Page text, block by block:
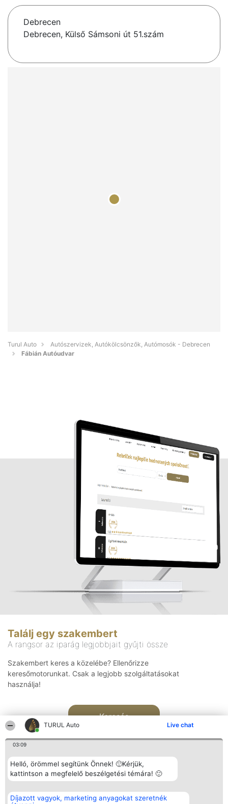
TURUL Auto Live chat
03:09
Helló, örömmel segítünk Önnek! 🙂Kérjük,
kattintson a megfelelő beszélgetési témára! 🙂
Díjazott vagyok, marketing anyagokat szeretnék
Debrecen
Debrecen, Külső Sámsoni út 51.szám
Turul Auto
Autószervizek, Autókölcsönzők, Autómosók - Debrecen
Fábián Autóudvar
Találj egy szakembert
A rangsor az iparág legjobbjait gyűjti össze
Szakembert keres a közelébe? Ellenőrizze
keresőmotorunkat. Csak a legjobb szolgáltatásokat
használja!
Keresés
Rangsorszervező
SC Beautiful Company S.R.L.
Népszavazás
Nyertesek
Elérhetőség
Elérhetőség